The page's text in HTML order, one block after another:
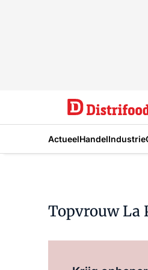
ActueelHandelIndustrie
Topvrouw La